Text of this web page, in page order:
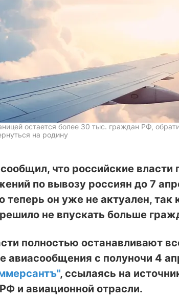
остается более 30 тыс. граждан РФ,
на родину
что российские власти
по вывозу россиян до 7
теперь он уже не актуален, так
не впускать больше
полностью останавливают
авиасообщения с полуночи 4
, ссылаясь на
и авиационной отрасли.